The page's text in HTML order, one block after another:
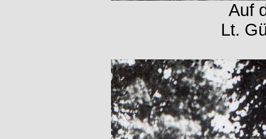
Auf
Lt.